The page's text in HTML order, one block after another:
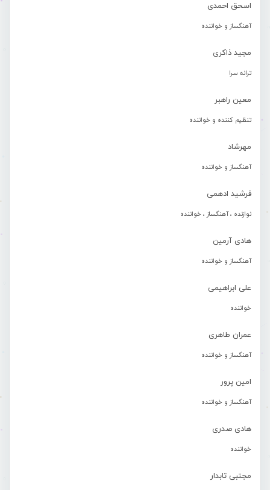
اسحق احمدی
آهنگساز و خواننده
مجید ذاکری
ترانه سرا
معین راهبر
تنظیم کننده و خواننده
مهرشاد
آهنگساز و خواننده
فرشید ادهمی
نوازنده ، آهنگساز ، خواننده
هادی آرمین
آهنگساز و خواننده
علی ابراهیمی
خواننده
عمران طاهری
آهنگساز و خواننده
امین پرور
آهنگساز و خواننده
هادی صدری
خواننده
مجتبی تابدار